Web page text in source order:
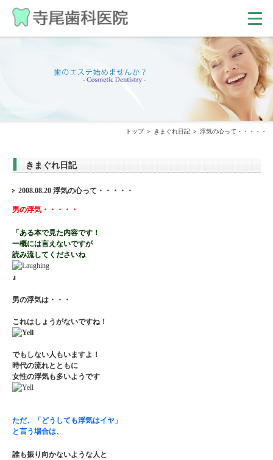
トップ きまぐれ日記 浮気の心って・・・・・
きまぐれ日記
2008.08.20 浮気の心って・・・・・
男の浮気・・・・・
「ある本で見た内容です！
一概には言えないですが
読み流してくださいね
』
男の浮気は・・・
これはしょうがないですね！
でもしない人もいますよ！
時代の流れとともに
女性の浮気も多いようです
ただ、「どうしても浮気はイヤ」
と言う場合は、
誰も振り向かないような人と